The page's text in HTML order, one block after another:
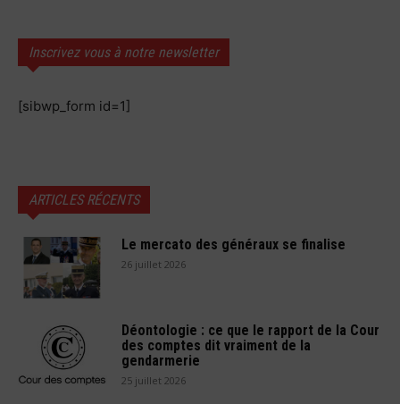
Inscrivez vous à notre newsletter
[sibwp_form id=1]
ARTICLES RÉCENTS
Le mercato des généraux se finalise
26 juillet 2026
Déontologie : ce que le rapport de la Cour
des comptes dit vraiment de la
gendarmerie
25 juillet 2026